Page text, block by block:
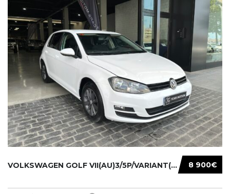
8 900€
VOLKSWAGEN GOLF VII(AU)3/5P/VARIANT(12-16 20...